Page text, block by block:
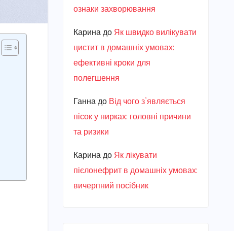
ознаки захворювання
Каринадо Як швидко вилікувати
цистит в домашніх умовах:
ефективні кроки для
полегшення
Ганнадо Від чого з’являється
пісок у нирках: головні причини
та ризики
Каринадо Як лікувати
пієлонефрит в домашніх умовах:
вичерпний посібник